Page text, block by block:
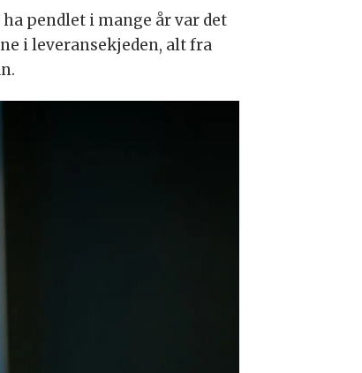
pendlet i mange år var det
i leveransekjeden, alt fra